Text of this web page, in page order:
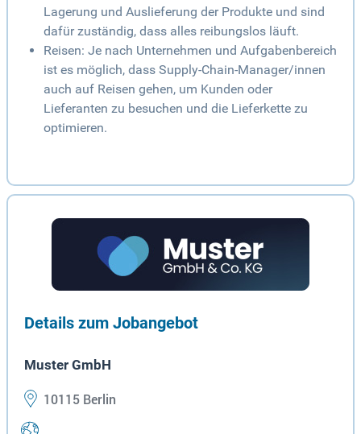
Lagerung und Auslieferung der Produkte und sind
dafür zuständig, dass alles reibungslos läuft.
Reisen: Je nach Unternehmen und Aufgabenbereich
ist es möglich, dass Supply-Chain-Manager/innen
auch auf Reisen gehen, um Kunden oder
Lieferanten zu besuchen und die Lieferkette zu
optimieren.
Details zum Jobangebot
Muster GmbH
10115 Berlin